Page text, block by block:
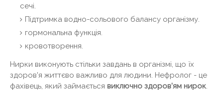
сечі.
Підтримка водно-сольового балансу організму.
гормональна функція.
кровотворення.
Нирки виконують стільки завдань в організмі, що їх
здоров'я життєво важливо для людини. Нефролог - це
фахівець, який займається виключно здоров'ям нирок.